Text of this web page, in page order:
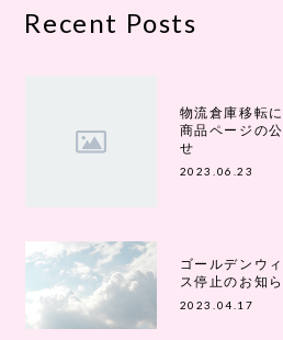
Recent Posts
物流倉庫移転
商品ページの
せ
2023.06.23
ゴールデンウ
ス停止のお知
2023.04.17